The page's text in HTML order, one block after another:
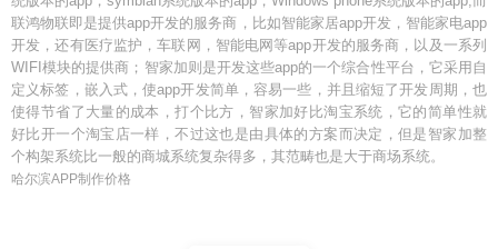
联鸿物联即是提供app开发的服务商，比如智能家居app开发，智能家电app
开发，还有医疗监护，车联网，智能电网等app开发的服务商，以及一系列
WIFI模块的提供商；智家加则是开发这些app的一个综合性平台，它采用自
定义标签，嵌入式，使app开发简单，容易一些，并且缩短了开发周期，也
使得节省了大量的成本，打个比方，智家加好比淘宝系统，它的简单性就
好比开一个淘宝店一样，不过这也是由具体的方案而决定，但是智家加整
个构架系统比一般的商城系统复杂得多，其范畴也是大于商场系统。
哈尔滨APP制作价格